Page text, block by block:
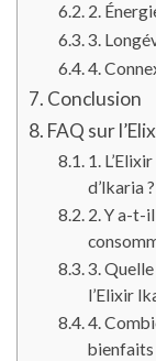
2.
3.
4.
Conclusion
FAQ sur
1.
d’Ikaria ?
2. Y a-t-
3.
l’Elixir
4.
bienfaits